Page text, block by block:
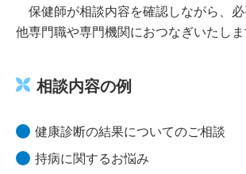
保健師が相談内容を確認しながら、
他専門職や専門機関におつなぎいたしま
相談内容の例
健康診断の結果についてのご相談
持病に関するお悩み